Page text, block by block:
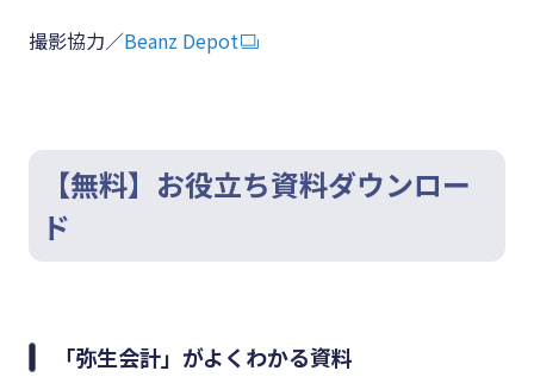
撮影協力／Beanz Depot
【無料】お役立ち資料ダウンロー
ド
「弥生会計」がよくわかる資料